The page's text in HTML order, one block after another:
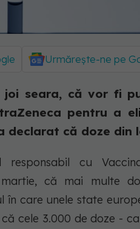
Urmărește-ne pe
seara, că vor fi
pentru a
declarat că doze din
responsabil cu
că mai multe
în care unele state
cele 3.000 de doze -